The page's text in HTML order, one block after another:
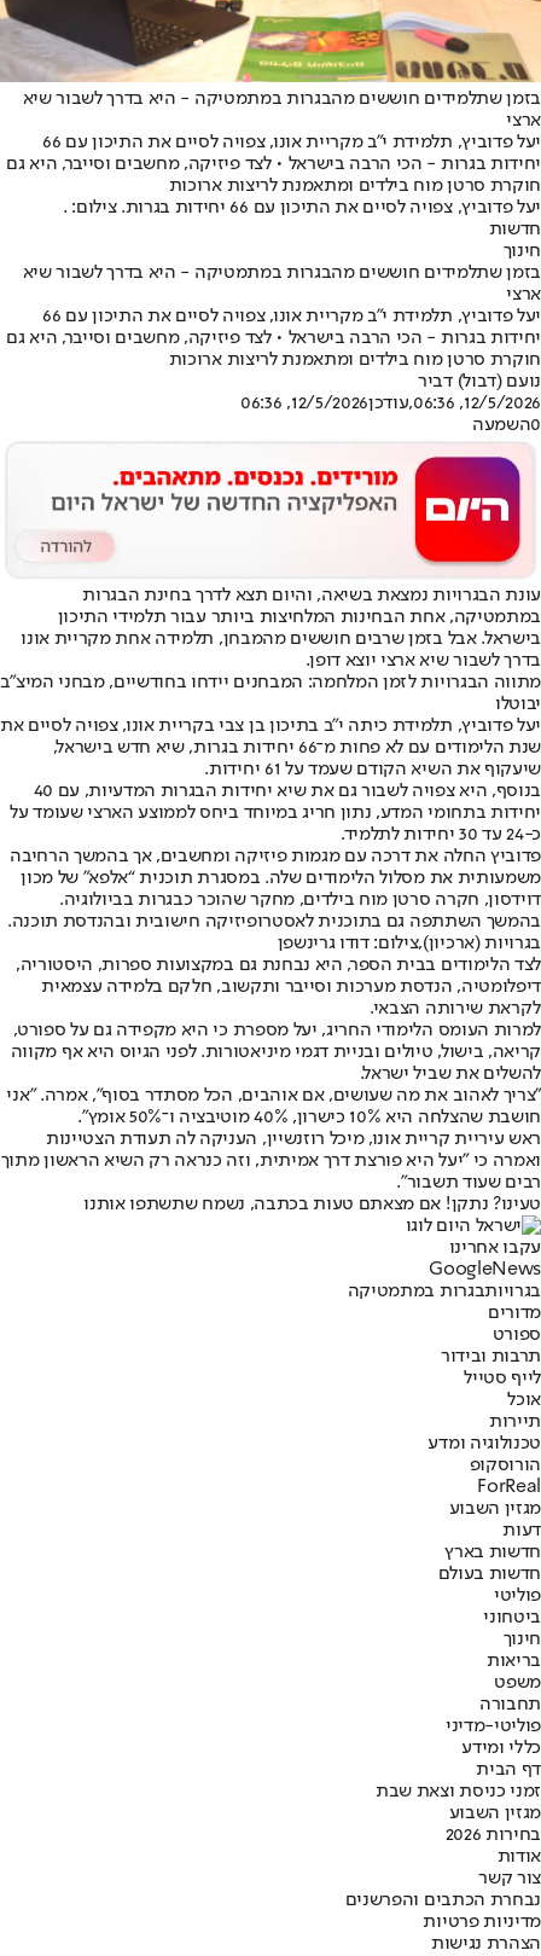
בזמן שתלמידים חוששים מהבגרות במתמטיקה - היא בדרך לשבור שיא
ארצי
יעל פדוביץ, תלמידת י"ב מקריית אונו, צפויה לסיים את התיכון עם 66
יחידות בגרות - הכי הרבה בישראל • לצד פיזיקה, מחשבים וסייבר, היא גם
חוקרת סרטן מוח בילדים ומתאמנת לריצות ארוכות
יעל פדוביץ, צפויה לסיים את התיכון עם 66 יחידות בגרות. צילום: .
חדשות
חינוך
בזמן שתלמידים חוששים מהבגרות במתמטיקה - היא בדרך לשבור שיא
ארצי
יעל פדוביץ, תלמידת י"ב מקריית אונו, צפויה לסיים את התיכון עם 66
יחידות בגרות - הכי הרבה בישראל • לצד פיזיקה, מחשבים וסייבר, היא גם
חוקרת סרטן מוח בילדים ומתאמנת לריצות ארוכות
נועם (דבול) דביר
12/5/2026, 06:36
,עודכן12/5/2026, 06:36
0השמעה
עונת הבגרויות נמצאת בשיאה, והיום תצא לדרך בחינת הבגרות
במתמטיקה, אחת הבחינות המלחיצות ביותר עבור תלמידי התיכון
בישראל. אבל בזמן שרבים חוששים מהמבחן, תלמידה אחת מקריית אונו
בדרך לשבור שיא ארצי יוצא דופן.
מתווה הבגרויות לזמן המלחמה: המבחנים יידחו בחודשיים, מבחני המיצ"ב
יבוטלו
יעל פדוביץ, תלמידת כיתה י"ב בתיכון בן צבי בקריית אונו, צפויה לסיים את
שנת הלימודים עם לא פחות מ־66 יחידות בגרות, שיא חדש בישראל,
שיעקוף את השיא הקודם שעמד על 61 יחידות.
בנוסף, היא צפויה לשבור גם את שיא יחידות הבגרות המדעיות, עם 40
יחידות בתחומי המדע, נתון חריג במיוחד ביחס לממוצע הארצי שעומד על
כ-24 עד 30 יחידות לתלמיד.
פדוביץ החלה את דרכה עם מגמות פיזיקה ומחשבים, אך בהמשך הרחיבה
משמעותית את מסלול הלימודים שלה. במסגרת תוכנית “אלפא” של מכון
דוידסון, חקרה סרטן מוח בילדים, מחקר שהוכר כבגרות בביולוגיה.
בהמשך השתתפה גם בתוכנית לאסטרופיזיקה חישובית ובהנדסת תוכנה.
בגרויות (ארכיון),צילום: דודו גרינשפן
לצד הלימודים בבית הספר, היא נבחנת גם במקצועות ספרות, היסטוריה,
דיפלומטיה, הנדסת מערכות וסייבר ותקשוב, חלקם בלמידה עצמאית
לקראת שירותה הצבאי.
למרות העומס הלימודי החריג, יעל מספרת כי היא מקפידה גם על ספורט,
קריאה, בישול, טיולים ובניית דגמי מיניאטורות. לפני הגיוס היא אף מקווה
להשלים את שביל ישראל.
"צריך לאהוב את מה שעושים, אם אוהבים, הכל מסתדר בסוף", אמרה. "אני
חושבת שהצלחה היא 10% כישרון, 40% מוטיבציה ו־50% אומץ".
ראש עיריית קריית אונו, מיכל רוזנשיין, העניקה לה תעודת הצטיינות
ואמרה כי "יעל היא פורצת דרך אמיתית, וזה כנראה רק השיא הראשון מתוך
רבים שעוד תשבור".
טעינו? נתקן! אם מצאתם טעות בכתבה, נשמח שתשתפו אותנו
עקבו אחרינו
GoogleNews
בגרויותבגרות במתמטיקה
מדורים
ספורט
תרבות ובידור
לייף סטייל
אוכל
תיירות
טכנולוגיה ומדע
הורוסקופ
ForReal
מגזין השבוע
דעות
חדשות בארץ
חדשות בעולם
פוליטי
ביטחוני
חינוך
בריאות
משפט
תחבורה
פוליטי-מדיני
כללי ומידע
דף הבית
זמני כניסת וצאת שבת
מגזין השבוע
בחירות 2026
אודות
צור קשר
נבחרת הכתבים והפרשנים
מדיניות פרטיות
הצהרת נגישות